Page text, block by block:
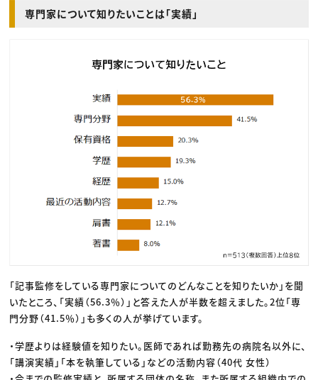
専門家について知りたいことは「実績」
「記事監修をしている専門家についてのどんなことを知りたいか」を聞
いたところ、「実績（56.3％）」と答えた人が半数を超えました。2位「専
門分野（41.5％）」も多くの人が挙げています。
・学歴よりは経験値を知りたい。医師であれば勤務先の病院名以外に、
「講演実績」「本を執筆している」などの活動内容（40代 女性）